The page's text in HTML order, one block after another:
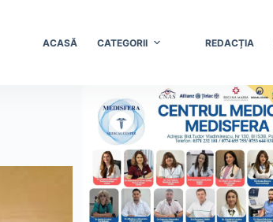
ACASĂ CATEGORII REDACȚIA